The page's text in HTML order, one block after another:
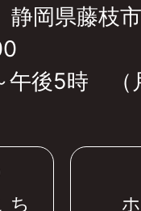
プ
岡県藤枝
午後5時 （